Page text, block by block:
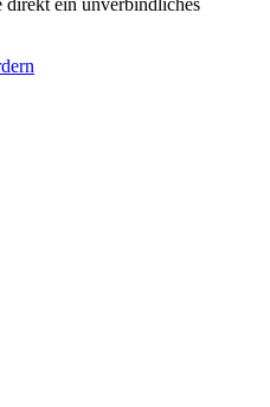
direkt ein unverbindliches